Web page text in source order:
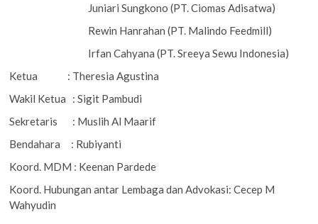
Juniari Sungkono (PT. Ciomas Adisatwa)
Rewin Hanrahan (PT. Malindo Feedmill)
Irfan Cahyana (PT. Sreeya Sewu Indonesia)
Ketua : Theresia Agustina
Wakil Ketua : Sigit Pambudi
Sekretaris : Muslih Al Maarif
Bendahara : Rubiyanti
Koord. MDM : Keenan Pardede
Koord. Hubungan antar Lembaga dan Advokasi: Cecep M
Wahyudin